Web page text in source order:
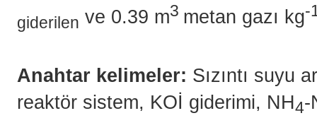
giderilen ve 0.39 m3 metan gazı kg-
Anahtar kelimeler: Sızıntı suyu
reaktör sistem, KOİ giderimi, NH4-